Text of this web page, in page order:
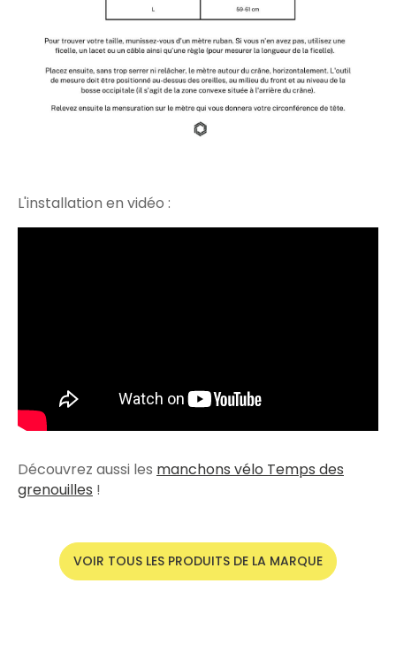
L'installation en vidéo :
Découvrez aussi les manchons vélo Temps des
grenouilles !
VOIR TOUS LES PRODUITS DE LA MARQUE